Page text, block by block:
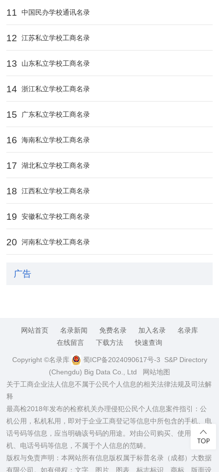
11 中国民办学校通讯名录
12 江苏私立学校工商名录
13 山东私立学校工商名录
14 浙江私立学校工商名录
15 广东私立学校工商名录
16 海南私立学校工商名录
17 湖北私立学校工商名录
18 江西私立学校工商名录
19 安徽私立学校工商名录
20 河南私立学校工商名录
广告
网站首页 名录新闻 免费名录 加入名录
名录库
在线留言
下载方法 快速查询
Copyright ©名录库 蜀ICP备2024090617号-3 S&P Directory
(Chengdu) Big Data Co., Ltd
网站地图
关于工商企业法人信息不属于公民个人信息的相关法律法规及司法解
释
最高检2018年发布的检察机关办理侵犯公民个人信息案件指引：公
机公用，私机私用，即对于企业工商登记等信息中所包含的手机、电
话号码等信息，应当明确该号码的用途。对由公司购买、使用的手
机、电话号码等信息，不属于个人信息的范畴。
版权与免责声明：本网站所有信息版权属于标普名录（成都）大数据
有限公司。如有侵权：文字、图片、图表、标志标识、商标、版面设